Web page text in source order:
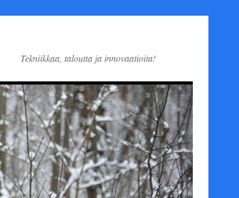
Tekniikkaa, taloutta ja innovaatioita!